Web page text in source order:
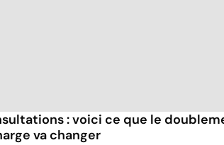
: voici ce que le
va changer